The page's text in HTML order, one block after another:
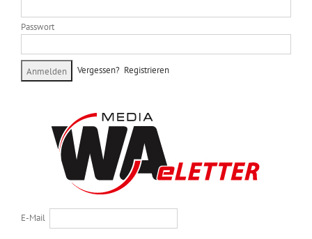
Passwort
Vergessen? Registrieren
E-Mail